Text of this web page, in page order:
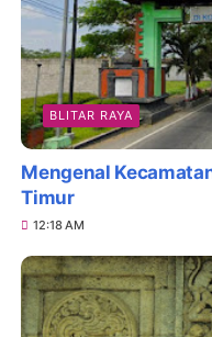
BLITAR RAYA
Mengenal
Timur
12:18 AM